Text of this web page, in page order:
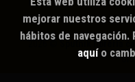
Sputnik librería
mejorar nuestros
hábitos de
aquío